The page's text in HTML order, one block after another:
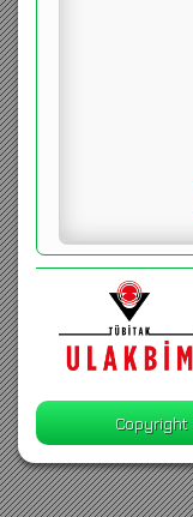
Copyright